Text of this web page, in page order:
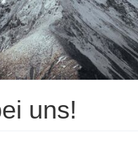
uns!